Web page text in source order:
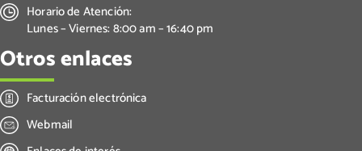
Horario de Atención:
Lunes – Viernes: 8:00 am – 16:40 pm
Otros enlaces
Facturación electrónica
Webmail